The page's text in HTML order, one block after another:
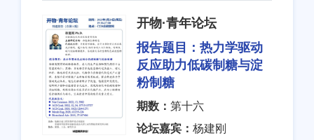
开物·青年论坛
报告题目： 热力学驱动
反应助力低碳制糖与淀
粉制糖
期数： 第十六
论坛嘉宾： 杨建刚